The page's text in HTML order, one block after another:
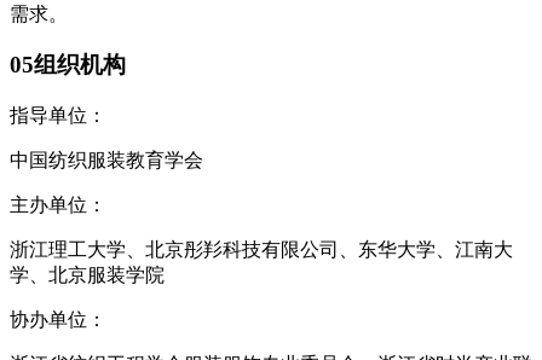
需求。
05组织机构
指导单位：
中国纺织服装教育学会
主办单位：
浙江理工大学、北京彤羏科技有限公司、东华大学、江南大
学、北京服装学院
协办单位：